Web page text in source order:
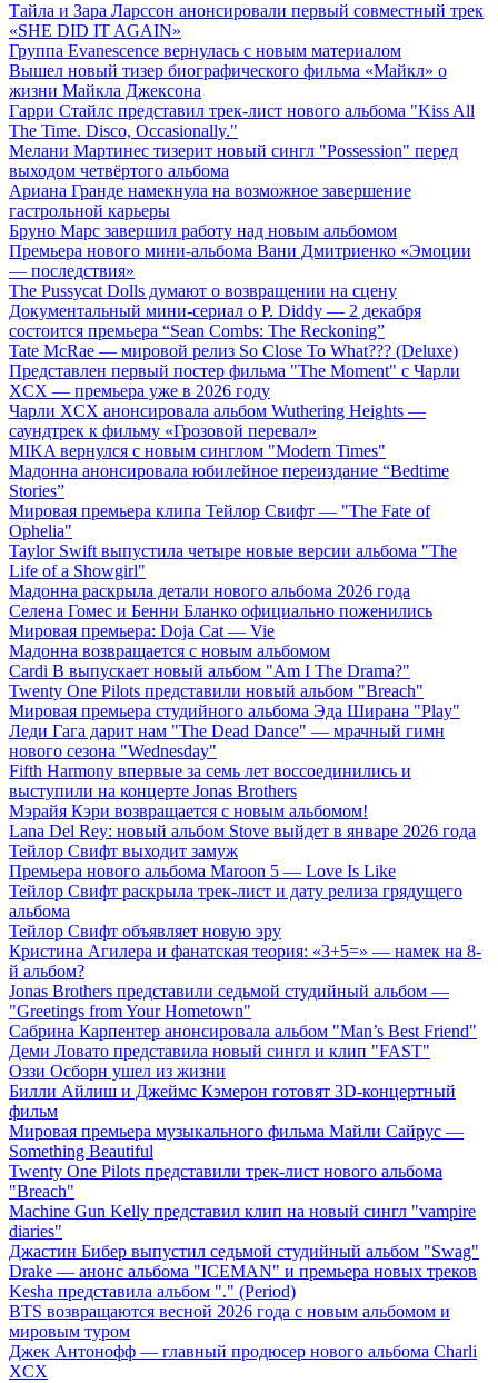
Тайла и Зара Ларссон анонсировали первый совместный трек
«SHE DID IT AGAIN»
Группа Evanescence вернулась с новым материалом
Вышел новый тизер биографического фильма «Майкл» о
жизни Майкла Джексона
Гарри Стайлс представил трек-лист нового альбома "Kiss All
The Time. Disco, Occasionally."
Мелани Мартинес тизерит новый сингл "Possession" перед
выходом четвёртого альбома
Ариана Гранде намекнула на возможное завершение
гастрольной карьеры
Бруно Марс завершил работу над новым альбомом
Премьера нового мини-альбома Вани Дмитриенко «Эмоции
— последствия»
The Pussycat Dolls думают о возвращении на сцену
Документальный мини-сериал о P. Diddy — 2 декабря
состоится премьера “Sean Combs: The Reckoning”
Tate McRae — мировой релиз So Close To What??? (Deluxe)
Представлен первый постер фильма "The Moment" с Чарли
XCX — премьера уже в 2026 году
Чарли XCX анонсировала альбом Wuthering Heights —
саундтрек к фильму «Грозовой перевал»
MIKA вернулся с новым синглом "Modern Times"
Мадонна анонсировала юбилейное переиздание “Bedtime
Stories”
Мировая премьера клипа Тейлор Свифт — "The Fate of
Ophelia"
Taylor Swift выпустила четыре новые версии альбома "The
Life of a Showgirl"
Мадонна раскрыла детали нового альбома 2026 года
Селена Гомес и Бенни Бланко официально поженились
Мировая премьера: Doja Cat — Vie
Мадонна возвращается с новым альбомом
Cardi B выпускает новый альбом "Am I The Drama?"
Twenty One Pilots представили новый альбом "Breach"
Мировая премьера студийного альбома Эда Ширана "Play"
Леди Гага дарит нам "The Dead Dance" — мрачный гимн
нового сезона "Wednesday"
Fifth Harmony впервые за семь лет воссоединились и
выступили на концерте Jonas Brothers
Мэрайя Кэри возвращается с новым альбомом!
Lana Del Rey: новый альбом Stove выйдет в январе 2026 года
Тейлор Свифт выходит замуж
Премьера нового альбома Maroon 5 — Love Is Like
Тейлор Свифт раскрыла трек-лист и дату релиза грядущего
альбома
Тейлор Свифт объявляет новую эру
Кристина Агилера и фанатская теория: «3+5=» — намек на 8-
й альбом?
Jonas Brothers представили седьмой студийный альбом —
"Greetings from Your Hometown"
Сабрина Карпентер анонсировала альбом "Man’s Best Friend"
Деми Ловато представила новый сингл и клип "FAST"
Оззи Осборн ушел из жизни
Билли Айлиш и Джеймс Кэмерон готовят 3D-концертный
фильм
Мировая премьера музыкального фильма Майли Сайрус —
Something Beautiful
Twenty One Pilots представили трек-лист нового альбома
"Breach"
Machine Gun Kelly представил клип на новый сингл "vampire
diaries"
Джастин Бибер выпустил седьмой студийный альбом "Swag"
Drake — анонс альбома "ICEMAN" и премьера новых треков
Kesha представила альбом "." (Period)
BTS возвращаются весной 2026 года с новым альбомом и
мировым туром
Джек Антонофф — главный продюсер нового альбома Charli
XCX